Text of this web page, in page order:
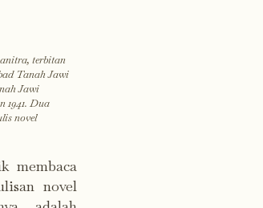
terbitan
Tanah Jawi
Jawi
1941. Dua
novel
membaca
novel